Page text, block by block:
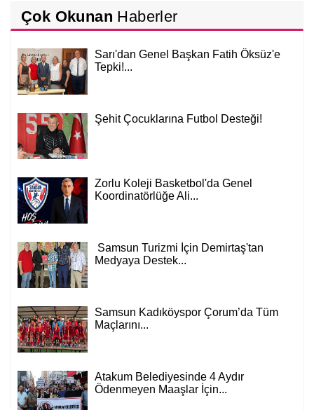
Çok Okunan Haberler
Sarı'dan Genel Başkan Fatih Öksüz'e
Tepki!...
Şehit Çocuklarına Futbol Desteği!
Zorlu Koleji Basketbol'da Genel
Koordinatörlüğe Ali...
Samsun Turizmi İçin Demirtaş'tan
Medyaya Destek...
Samsun Kadıköyspor Çorum’da Tüm
Maçlarını...
Atakum Belediyesinde 4 Aydır
Ödenmeyen Maaşlar İçin...